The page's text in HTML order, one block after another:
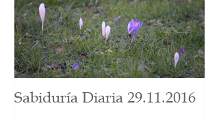
Sabiduría Diaria 29.11.2016